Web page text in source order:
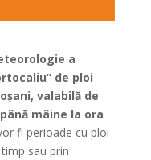
a
de ploi
valabilă de
mâine la ora
fi perioade cu ploi
sau prin